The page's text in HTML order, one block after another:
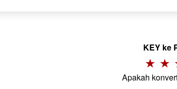
KEY ke
Apakah